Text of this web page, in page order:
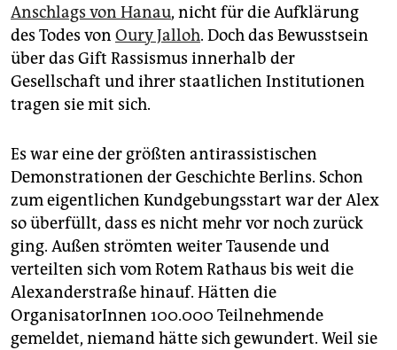
Anschlags von Hanau, nicht für die Aufklärung
des Todes von Oury Jalloh. Doch das Bewusstsein
über das Gift Rassismus innerhalb der
Gesellschaft und ihrer staatlichen Institutionen
tragen sie mit sich.
Es war eine der größten antirassistischen
Demonstrationen der Geschichte Berlins. Schon
zum eigentlichen Kundgebungsstart war der Alex
so überfüllt, dass es nicht mehr vor noch zurück
ging. Außen strömten weiter Tausende und
verteilten sich vom Rotem Rathaus bis weit die
Alexanderstraße hinauf. Hätten die
OrganisatorInnen 100.000 Teilnehmende
gemeldet, niemand hätte sich gewundert. Weil sie